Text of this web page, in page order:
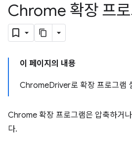
Chrome 확장 프
이 페이지의 내용
ChromeDriver로 확장 프로그램
Chrome 확장 프로그램은 압축하거
다.